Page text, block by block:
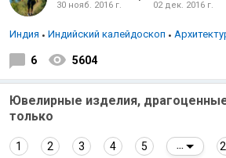
30 нояб. 2016 г. 02 дек. 2016 г.
Индия Индийский калейдоскоп
6 5604
Ювелирные изделия,
только
1 2 3 4 5